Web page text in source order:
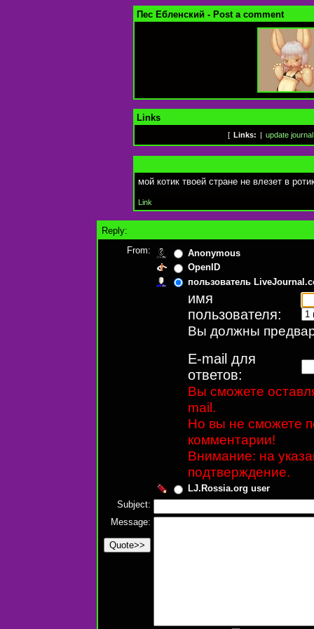
Пес Ебленский - Post a comment
Links
[ Links: update journal
мой котик твоей стране не влезет в
Link
Reply:
From:
Anonymous
OpenID
пользователь
имя
пользователя:
Вы должны
E-mail для
ответов:
Вы сможете
mail.
Но вы не сможете
комментарии!
Внимание: на
подтверждение.
LJ.Rossia.org user
Subject:
Message: